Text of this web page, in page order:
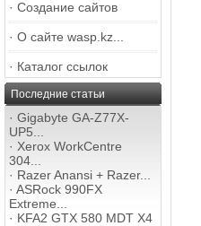
· Создание сайтов
· О сайте wasp.kz...
· Каталог ссылок
Последние статьи
· Gigabyte GA-Z77X-
UP5...
· Xerox WorkCentre
304...
· Razer Anansi + Razer...
· ASRock 990FX
Extreme...
· KFA2 GTX 580 MDT X4